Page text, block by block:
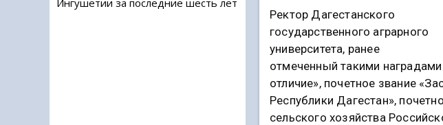
Ингушетии за последние шесть лет
Ректор Дагестанского
государственного аграрного
университета, ранее
отмеченный такими
отличие», почетное звание
Республики Дагестан»,
сельского хозяйства